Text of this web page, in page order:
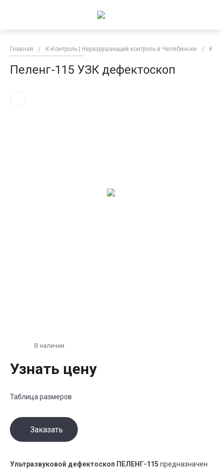
Главная / К-Контроль | Неразрушающий контроль в Челябинске /
Пеленг-115 УЗК дефектоскоп
В наличии
Узнать цену
Таблица размеров
Заказать
Ультразвуковой дефектоскоп ПЕЛЕНГ-115 предназначен